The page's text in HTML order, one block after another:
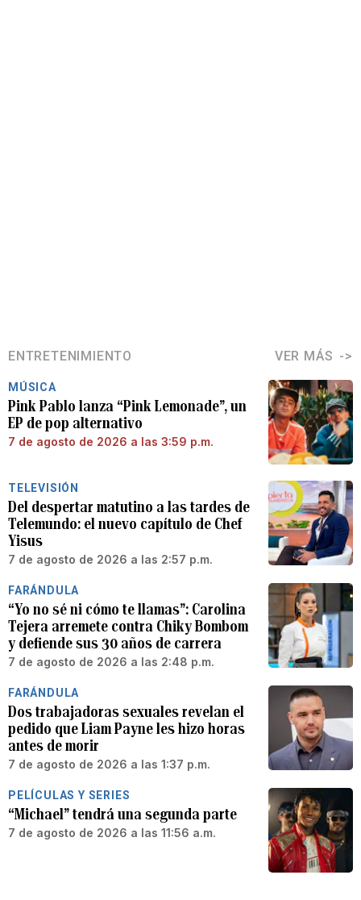
ENTRETENIMIENTO VER MÁS
MÚSICA
Pink Pablo lanza “Pink Lemonade”, un
EP de pop alternativo
7 de agosto de 2026 a las 3:59 p.m.
TELEVISIÓN
Del despertar matutino a las tardes de
Telemundo: el nuevo capítulo de Chef
Yisus
7 de agosto de 2026 a las 2:57 p.m.
FARÁNDULA
“Yo no sé ni cómo te llamas”: Carolina
Tejera arremete contra Chiky Bombom
y defiende sus 30 años de carrera
7 de agosto de 2026 a las 2:48 p.m.
FARÁNDULA
Dos trabajadoras sexuales revelan el
pedido que Liam Payne les hizo horas
antes de morir
7 de agosto de 2026 a las 1:37 p.m.
PELÍCULAS Y SERIES
“Michael” tendrá una segunda parte
7 de agosto de 2026 a las 11:56 a.m.